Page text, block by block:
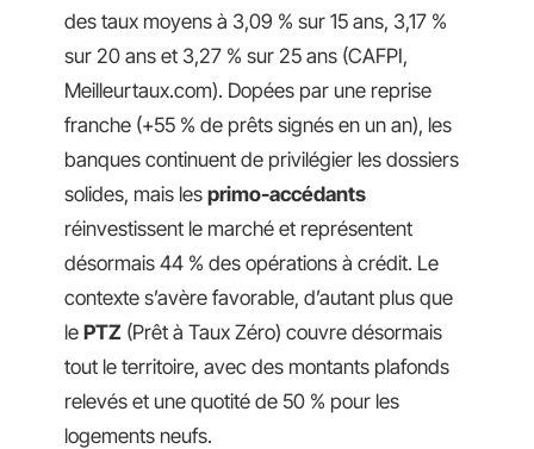
des taux moyens à 3,09 % sur 15 ans, 3,17 %
sur 20 ans et 3,27 % sur 25 ans (CAFPI,
Meilleurtaux.com). Dopées par une reprise
franche (+55 % de prêts signés en un an), les
banques continuent de privilégier les dossiers
solides, mais les primo-accédants
réinvestissent le marché et représentent
désormais 44 % des opérations à crédit. Le
contexte s’avère favorable, d’autant plus que
le PTZ (Prêt à Taux Zéro) couvre désormais
tout le territoire, avec des montants plafonds
relevés et une quotité de 50 % pour les
logements neufs.